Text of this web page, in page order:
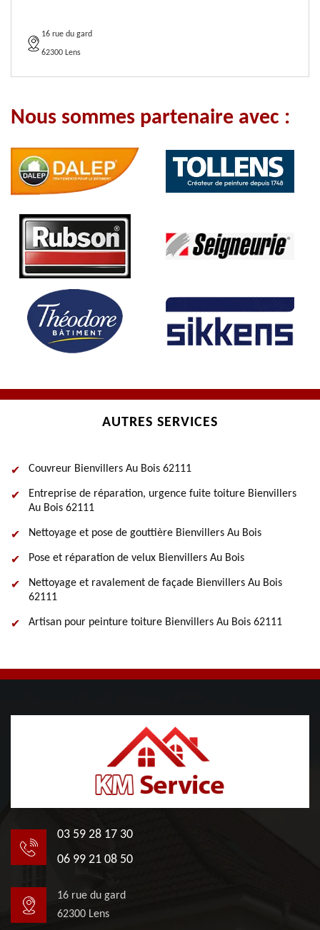
16 rue du gard
62300 Lens
Nous sommes partenaire avec :
AUTRES SERVICES
Couvreur Bienvillers Au Bois 62111
Entreprise de réparation, urgence fuite toiture Bienvillers
Au Bois 62111
Nettoyage et pose de gouttière Bienvillers Au Bois
Pose et réparation de velux Bienvillers Au Bois
Nettoyage et ravalement de façade Bienvillers Au Bois
62111
Artisan pour peinture toiture Bienvillers Au Bois 62111
03 59 28 17 30
06 99 21 08 50
16 rue du gard
62300 Lens